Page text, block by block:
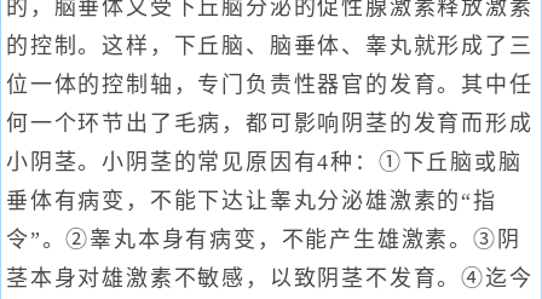
的，脑垂体又受下丘脑分泌的促性腺激素释放激素
的控制。这样，下丘脑、脑垂体、睾丸就形成了三
位一体的控制轴，专门负责性器官的发育。其中任
何一个环节出了毛病，都可影响阴茎的发育而形成
小阴茎。小阴茎的常见原因有4种：①下丘脑或脑
垂体有病变，不能下达让睾丸分泌雄激素的“指
令”。②睾丸本身有病变，不能产生雄激素。③阴
茎本身对雄激素不敏感，以致阴茎不发育。④迄今